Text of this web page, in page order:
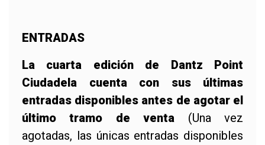
ENTRADAS
La cuarta edición de Dantz Point
Ciudadela cuenta con sus últimas
entradas disponibles antes de agotar el
último tramo de venta (Una vez
agotadas, las únicas entradas disponibles